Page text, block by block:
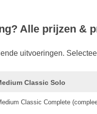
Alle prijzen &
uitvoeringen.
Classic Solo
Classic Complete